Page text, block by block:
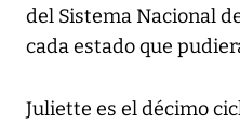
del Sistema Nacional
cada estado que
Juliette es el décimo